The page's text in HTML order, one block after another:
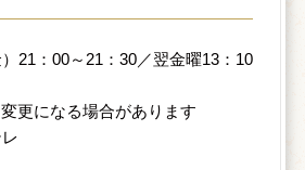
21：00～21：30／翌金曜13：10
更になる場合があります